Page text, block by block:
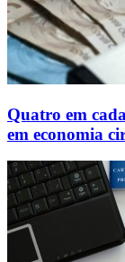
Quatro em
em economia